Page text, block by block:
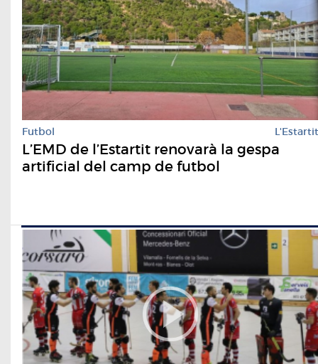
Futbol L'Estartit
L’EMD de l’Estartit renovarà la gespa
artificial del camp de futbol